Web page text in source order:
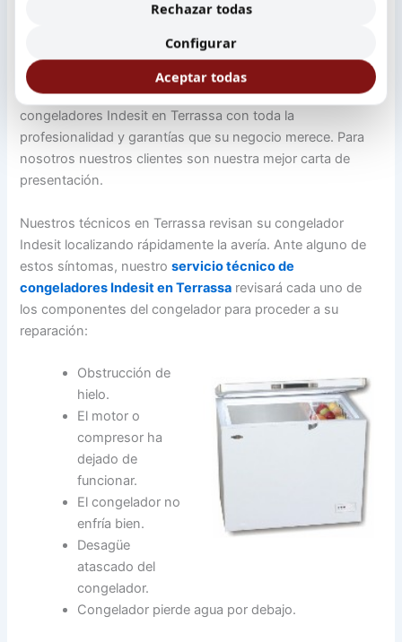
No permita que su negocio se detenga a causa de una
avería que en la mayor parte de casos queda solucionada
en unas pocas horas. Le ofrecemos un servicio tecnico
congeladores Indesit en Terrassa con toda la
profesionalidad y garantías que su negocio merece. Para
nosotros nuestros clientes son nuestra mejor carta de
presentación.
Nuestros técnicos en Terrassa revisan su congelador
Indesit localizando rápidamente la avería. Ante alguno de
estos síntomas, nuestroservicio técnico de
congeladores Indesit en Terrassa revisará cada uno de
los componentes del congelador para proceder a su
reparación:
Obstrucción de
hielo.
El motor o
compresor ha
dejado de
funcionar.
El congelador no
enfría bien.
Desagüe
atascado del
congelador.
Congelador pierde agua por debajo.
Rechazar todas
Configurar
Aceptar todas